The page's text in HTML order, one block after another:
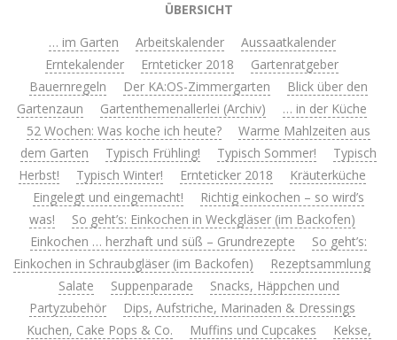
ÜBERSICHT
… im Garten
Arbeitskalender
Aussaatkalender
Erntekalender
Ernteticker 2018
Gartenratgeber
Bauernregeln
Der KA:OS-Zimmergarten
Blick über den
Gartenzaun
Gartenthemenallerlei (Archiv)
… in der Küche
52 Wochen: Was koche ich heute?
Warme Mahlzeiten aus
dem Garten
Typisch Frühling! Typisch Sommer!
Typisch
Herbst!
Typisch Winter! Ernteticker 2018
Kräuterküche
Eingelegt und eingemacht!
Richtig einkochen – so wird’s
was!
So geht’s: Einkochen in Weckgläser (im Backofen)
Einkochen … herzhaft und süß – Grundrezepte
So geht’s:
Einkochen in Schraubgläser (im Backofen)
Rezeptsammlung
Salate
Suppenparade
Snacks, Häppchen und
Partyzubehör
Dips, Aufstriche, Marinaden & Dressings
Kuchen, Cake Pops & Co.
Muffins und Cupcakes
Kekse,